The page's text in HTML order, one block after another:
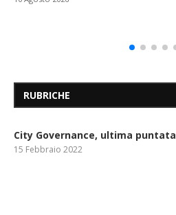
RUBRICHE
City Governance, ultima puntata
15 Febbraio 2022